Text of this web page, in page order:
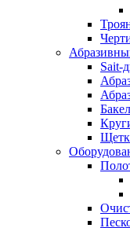
Sait-